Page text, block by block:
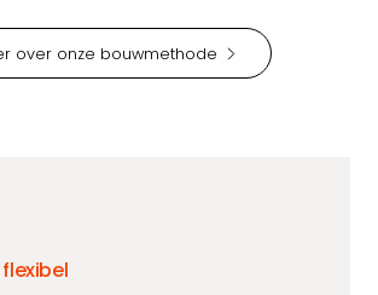
over onze bouwmethode